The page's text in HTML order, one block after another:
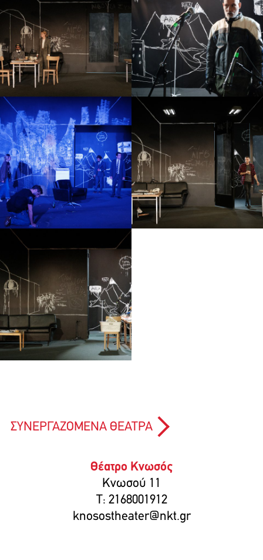
ΣΥΝΕΡΓΑΖΟΜΕΝΑ ΘΕΑΤΡΑ
Θέατρο Κνωσός
Κνωσού 11
T: 2168001912
knosostheater@nkt.gr